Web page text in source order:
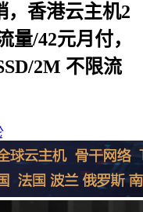
，香港云主机2
量/42元月付，
2M 不限流